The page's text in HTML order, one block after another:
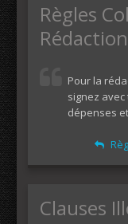
Règles
Pour la
signez
dépenses
Clauses